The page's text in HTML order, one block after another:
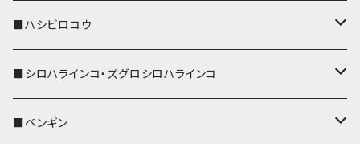
ストラップ付
キーケース
名刺入れ・カードケース
コインケース
リールのみ
ストラップ付
キーケース
名刺入れ・カードケース
メガネケース
IDカードホルダー
リール付きストラップ
リールのみ
キーケース
パスケース
リール付きストラップ
リールのみ
メガネケース
キーホルダー
パスケース
リール付きストラップ
キーカバー
キーホルダー
パスケース
■ハシビロコウ
キーカバー
キーホルダー
■シロハラインコ・ズグロシロハラインコ
キーカバー
■ペンギン